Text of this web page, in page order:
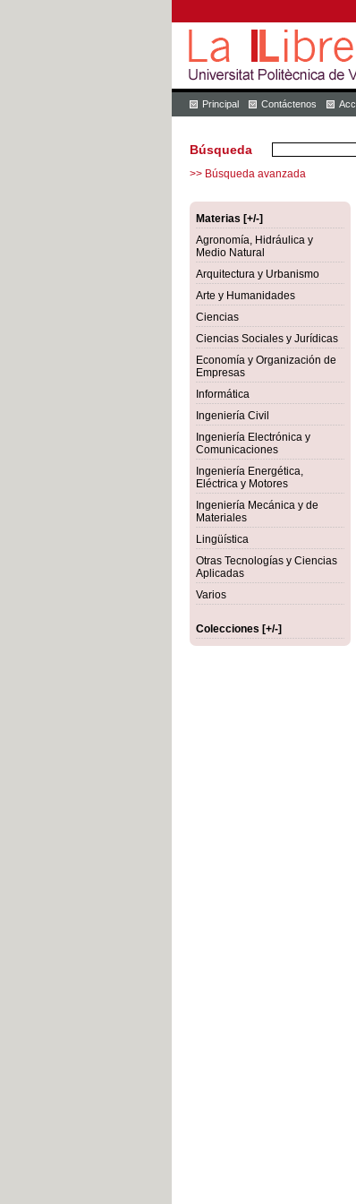
Principal Contáctenos
Búsqueda
>> Búsqueda avanzada
Materias [+/-]
Agronomía, Hidráulica y
Medio Natural
Arquitectura y Urbanismo
Arte y Humanidades
Ciencias
Ciencias Sociales y Jurídicas
Economía y Organización de
Empresas
Informática
Ingeniería Civil
Ingeniería Electrónica y
Comunicaciones
Ingeniería Energética,
Eléctrica y Motores
Ingeniería Mecánica y de
Materiales
Lingüística
Otras Tecnologías y Ciencias
Aplicadas
Varios
Colecciones [+/-]